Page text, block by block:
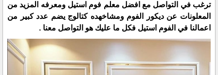
ترغب في التواصل مع افضل معلم فوم استيل ومعرفه المزيد من
المعلونات عن ديكور الفوم ومشاخهده كتالوج يضم عدد كبير من
اعمالنا في الفوم استيل فكل ما عليك هو التواصل معنا .